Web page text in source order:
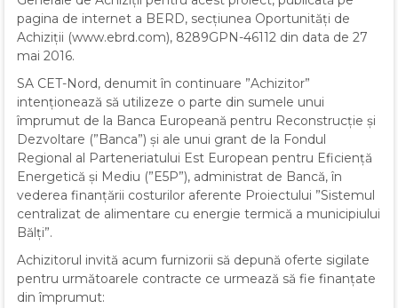
pagina de internet a BERD, secțiunea Oportunități de
Achiziții (www.ebrd.com), 8289GPN-46112 din data de 27
mai 2016.
SA CET-Nord, denumit în continuare ”Achizitor”
intenționează să utilizeze o parte din sumele unui
împrumut de la Banca Europeană pentru Reconstrucție și
Dezvoltare (”Banca”) și ale unui grant de la Fondul
Regional al Parteneriatului Est European pentru Eficiență
Energetică și Mediu (”E5P”), administrat de Bancă, în
vederea finanțării costurilor aferente Proiectului ”Sistemul
centralizat de alimentare cu energie termică a municipiului
Bălți”.
Achizitorul invită acum furnizorii să depună oferte sigilate
pentru următoarele contracte ce urmează să fie finanțate
din împrumut: